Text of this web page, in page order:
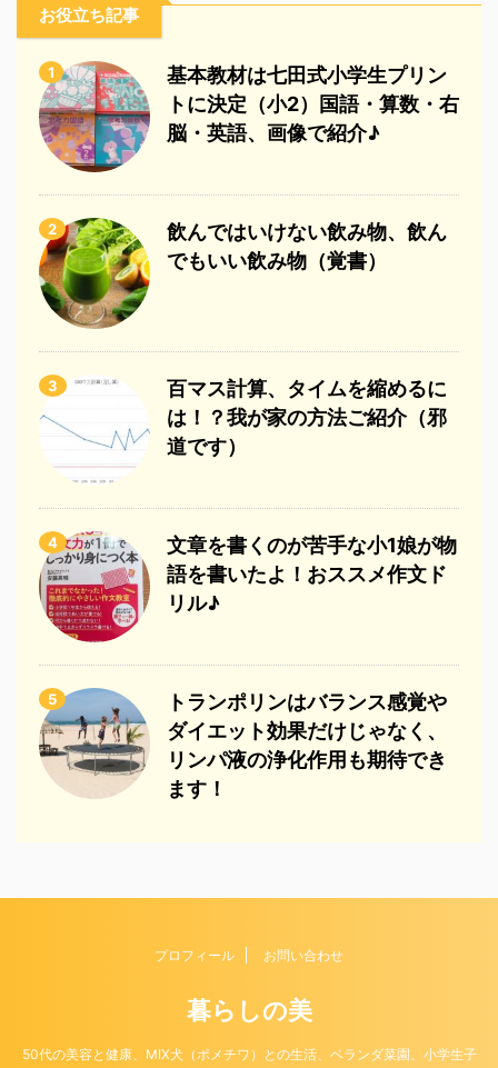
お役立ち記事
1
基本教材は七田式小学生プリン
トに決定（小2）国語・算数・右
脳・英語、画像で紹介♪
2
飲んではいけない飲み物、飲ん
でもいい飲み物（覚書）
3
百マス計算、タイムを縮めるに
は！？我が家の方法ご紹介（邪
道です）
4
文章を書くのが苦手な小1娘が物
語を書いたよ！おススメ作文ド
リル♪
5
トランポリンはバランス感覚や
ダイエット効果だけじゃなく、
リンパ液の浄化作用も期待でき
ます！
プロフィール お問い合わせ
暮らしの美
50代の美容と健康、MIX犬（ポメチワ）との生活、ベランダ菜園、小学生子